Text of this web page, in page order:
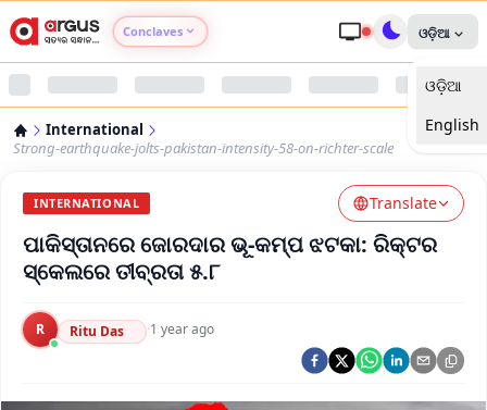
Conclaves
Argus Nari Shakti
Argus Health Connect
Argus Chalo Dekhein Apna Desh
ଓଡ଼ିଆ
ଓଡ଼ିଆ
English
International
Strong-earthquake-jolts-pakistan-intensity-58-on-richter-scale
INTERNATIONAL Translate
ପାକିସ୍ତାନରେ ଜୋରଦାର ଭୂ-କମ୍ପ ଝଟକା: ରିକ୍ଟର
ସ୍କେଲରେ ତୀବ୍ରତା ୫.୮
R Ritu Das ·1 year ago